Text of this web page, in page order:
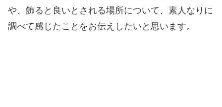
や、飾ると良いとされる場所について、素人なりに
調べて感じたことをお伝えしたいと思います。